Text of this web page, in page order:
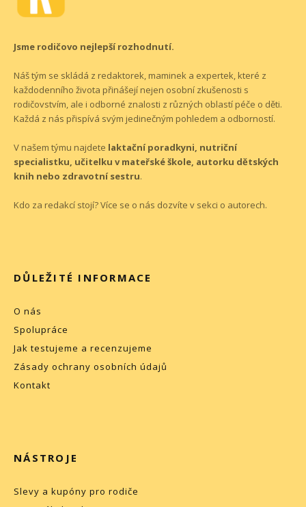
Jsme rodičovo nejlepší rozhodnutí.
Náš tým se skládá z redaktorek, maminek a expertek, které z
každodenního života přinášejí nejen osobní zkušenosti s
rodičovstvím, ale i odborné znalosti z různých oblastí péče o děti.
Každá z nás přispívá svým jedinečným pohledem a odborností.
V našem týmu najdete laktační poradkyni, nutriční
specialistku, učitelku v mateřské škole, autorku dětských
knih nebo zdravotní sestru.
Kdo za redakcí stojí? Více se o nás dozvíte v sekci o autorech.
DŮLEŽITÉ INFORMACE
O nás
Spolupráce
Jak testujeme a recenzujeme
Zásady ochrany osobních údajů
Kontakt
NÁSTROJE
Slevy a kupóny pro rodiče